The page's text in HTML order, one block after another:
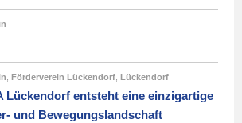
Förderverein Lückendorf Lückendorf
Lückendorf entsteht eine einzigartige
und Bewegungslandschaft